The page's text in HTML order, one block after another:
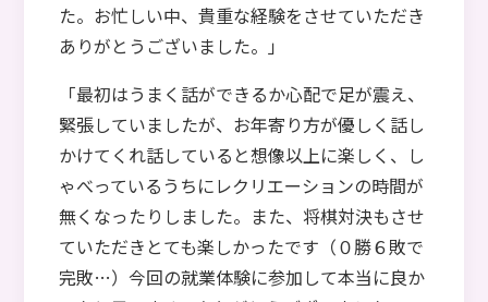
た。お忙しい中、貴重な経験をさせていただき
ありがとうございました。」
「最初はうまく話ができるか心配で足が震え、
緊張していましたが、お年寄り方が優しく話し
かけてくれ話していると想像以上に楽しく、し
ゃべっているうちにレクリエーションの時間が
無くなったりしました。また、将棋対決もさせ
ていただきとても楽しかったです（０勝６敗で
完敗…）今回の就業体験に参加して本当に良か